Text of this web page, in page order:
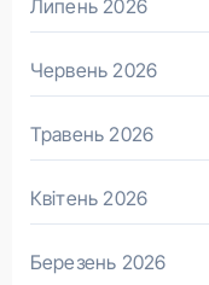
Липень 2026
Червень 2026
Травень 2026
Квітень 2026
Березень 2026